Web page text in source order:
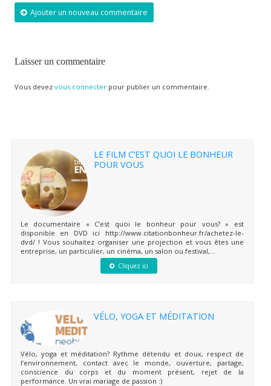
Ajouter un nouveau commentaire
Laisser un commentaire
Vous devez vous connecterpour publier un commentaire.
LE FILM C’EST QUOI LE BONHEUR
POUR VOUS
Le documentaire « C’est quoi le bonheur pour vous? » est
disponible en DVD ici http://www.citationbonheur.fr/achetez-le-
dvd/ ! Vous souhaitez organiser une projection et vous êtes une
entreprise, un particulier, un cinéma, un salon ou festival,...
Cliquez ici
VÉLO, YOGA ET MÉDITATION
Vélo, yoga et méditation? Rythme détendu et doux, respect de
l’environnement, contact avec le monde, ouverture, partage,
conscience du corps et du moment présent, rejet de la
performance. Un vrai mariage de passion :)